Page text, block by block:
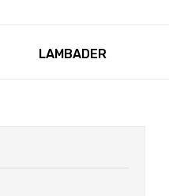
LAMBADER